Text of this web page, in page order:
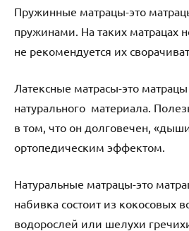
Пружинные матрацы-это
пружинами. На таких матрацах
не рекомендуется их
Латексные матрасы-это
натурального материала.
в том, что он долговечен,
ортопедическим эффектом.
Натуральные матрацы-это
набивка состоит из кокосовых
водорослей или шелухи